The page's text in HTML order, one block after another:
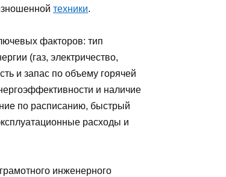
техники.
факторов: тип
(газ, электричество,
и запас по объему горячей
и наличие
по расписанию, быстрый
расходы и
инженерного